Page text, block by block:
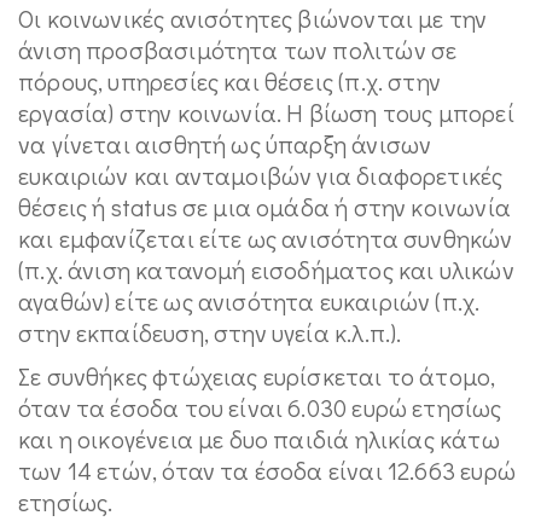
Οι κοινωνικές ανισότητες βιώνονται με την
άνιση προσβασιμότητα των πολιτών σε
πόρους, υπηρεσίες και θέσεις (π.χ. στην
εργασία) στην κοινωνία. Η βίωση τους μπορεί
να γίνεται αισθητή ως ύπαρξη άνισων
ευκαιριών και ανταμοιβών για διαφορετικές
θέσεις ή status σε μια ομάδα ή στην κοινωνία
και εμφανίζεται είτε ως ανισότητα συνθηκών
(π.χ. άνιση κατανομή εισοδήματος και υλικών
αγαθών) είτε ως ανισότητα ευκαιριών (π.χ.
στην εκπαίδευση, στην υγεία κ.λ.π.).
Σε συνθήκες φτώχειας ευρίσκεται το άτομο,
όταν τα έσοδα του είναι 6.030 ευρώ ετησίως
και η οικογένεια με δυο παιδιά ηλικίας κάτω
των 14 ετών, όταν τα έσοδα είναι 12.663 ευρώ
ετησίως.